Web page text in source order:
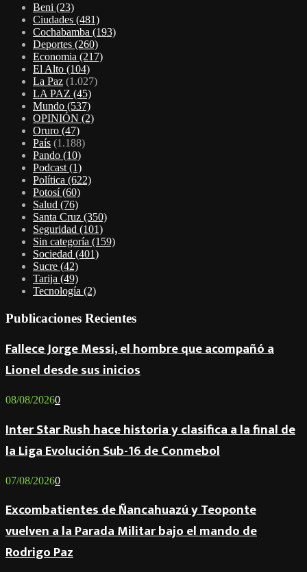
Beni (23)
Ciudades (481)
Cochabamba (193)
Deportes (260)
Economia (217)
El Alto (104)
La Paz (1.027)
LA PAZ (45)
Mundo (537)
OPINIÓN (2)
Oruro (47)
País (1.188)
Pando (10)
Podcast (1)
Política (622)
Potosí(60)
Salud (76)
Santa Cruz (350)
Seguridad (101)
Sin categoría (159)
Sociedad (401)
Sucre (42)
Tarija (49)
Tecnología (2)
Publicaciones Recientes
Fallece Jorge Messi, el hombre que acompañó a
Lionel desde sus inicios
08/08/20260
Inter Star Rush hace historia y clasifica a la final de
la Liga Evolución Sub-16 de Conmebol
07/08/20260
Excombatientes de Ñancahuazú y Teoponte
vuelven a la Parada Militar bajo el mando de
Rodrigo Paz